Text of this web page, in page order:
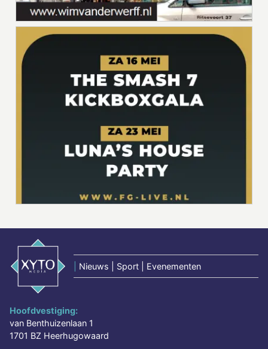
Nieuws | Sport | Evenementen
Hoofdvestiging:
van Benthuizenlaan 1
1701 BZ Heerhugowaard